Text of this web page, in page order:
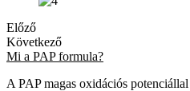
Előző
Következő
Mi a PAP formula?
A PAP magas oxidációs